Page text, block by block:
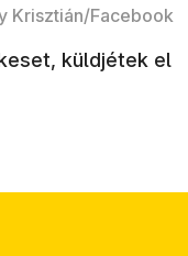
Krisztián/Facebook
küldjétek el